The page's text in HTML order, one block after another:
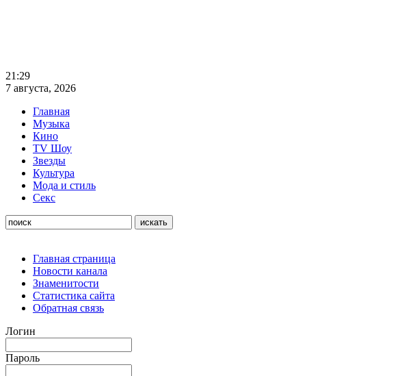
21:29
7 августа, 2026
Главная
Музыка
Кино
TV Шоу
Звезды
Культура
Мода и стиль
Секс
Главная страница
Новости канала
Знаменитости
Статистика сайта
Обратная связь
Логин
Пароль